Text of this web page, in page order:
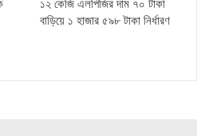
১২ কেজি এলপিজির দাম ৭০ টাকা
বাড়িয়ে ১ হাজার ৫৯৮ টাকা নির্ধারণ